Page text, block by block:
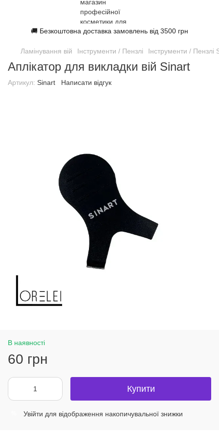
🚚 Безкоштовна доставка замовлень від 3500 грн
Ламінування вій Інструменти / Пензлі Інструменти / Пензлі
Аплікатор для викладки вій Sinart
Артикул: Sinart Написати відгук
В наявності
60 грн
Купити
Увійти для відображення накопичувальної знижки